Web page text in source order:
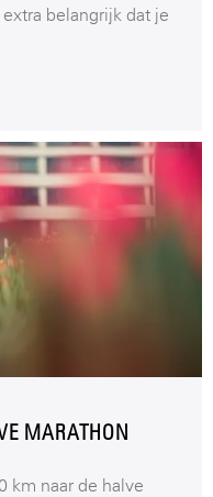
belangrijk dat je
MARATHON
km naar de halve